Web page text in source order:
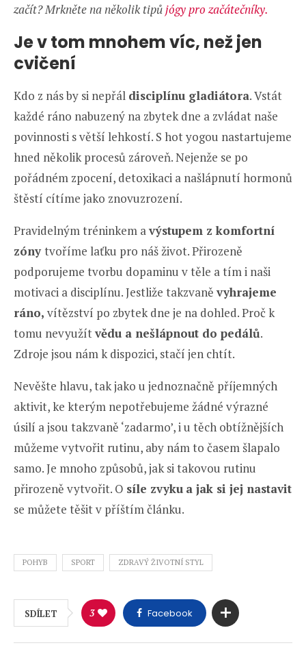
začít? Mrkněte na několik tipůjógy pro začátečníky.
Je v tom mnohem víc, než jen
cvičení
Kdo z nás by si nepřál disciplínu gladiátora. Vstát
každé ráno nabuzený na zbytek dne a zvládat naše
povinnosti s větší lehkostí. S hot yogou nastartujeme
hned několik procesů zároveň. Nejenže se po
pořádném zpocení, detoxikaci a našlápnutí hormonů
štěstí cítíme jako znovuzrození.
Pravidelným tréninkem avýstupem z komfortní
zónytvoříme laťku pro náš život. Přirozeně
podporujeme tvorbu dopaminu v těle a tím i naši
motivaci a disciplínu. Jestliže takzvaně vyhrajeme
ráno, vítězství po zbytek dne je na dohled. Proč k
tomu nevyužítvědu a nešlápnout do pedálů.
Zdroje jsou nám k dispozici, stačí jen chtít.
Nevěšte hlavu, tak jako u jednoznačně příjemných
aktivit, ke kterým nepotřebujeme žádné výrazné
úsilí a jsou takzvaně ‘zadarmo’, i u těch obtížnějších
můžeme vytvořit rutinu, aby nám to časem šlapalo
samo. Je mnoho způsobů, jak si takovou rutinu
přirozeně vytvořit. O síle zvyku a jak si jej nastavit
se můžete těšit v příštím článku.
POHYB SPORT ZDRAVÝ ŽIVOTNÍ STYL
SDÍLET 3 Facebook